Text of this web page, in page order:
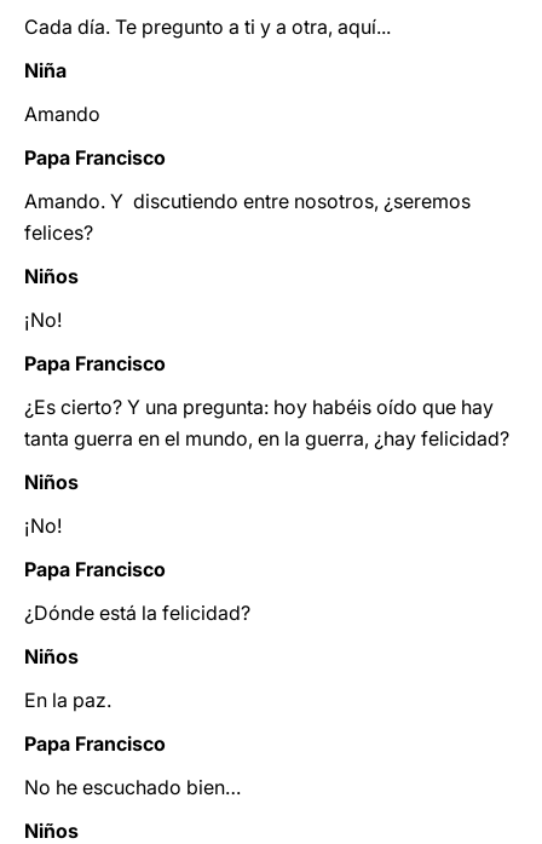
Cada día. Te pregunto a ti y a otra, aquí...
Niña
Amando
Papa Francisco
Amando. Y discutiendo entre nosotros, ¿seremos
felices?
Niños
¡No!
Papa Francisco
¿Es cierto? Y una pregunta: hoy habéis oído que hay
tanta guerra en el mundo, en la guerra, ¿hay felicidad?
Niños
¡No!
Papa Francisco
¿Dónde está la felicidad?
Niños
En la paz.
Papa Francisco
No he escuchado bien…
Niños